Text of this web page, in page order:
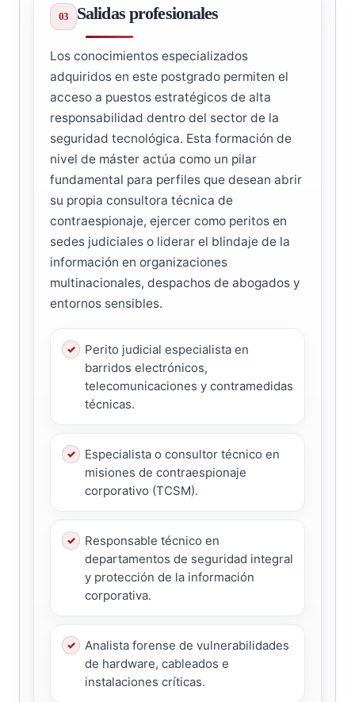
Salidas profesionales
Los conocimientos especializados
adquiridos en este postgrado permiten el
acceso a puestos estratégicos de alta
responsabilidad dentro del sector de la
seguridad tecnológica. Esta formación de
nivel de máster actúa como un pilar
fundamental para perfiles que desean abrir
su propia consultora técnica de
contraespionaje, ejercer como peritos en
sedes judiciales o liderar el blindaje de la
información en organizaciones
multinacionales, despachos de abogados y
entornos sensibles.
Perito judicial especialista en
barridos electrónicos,
telecomunicaciones y contramedidas
técnicas.
Especialista o consultor técnico en
misiones de contraespionaje
corporativo (TCSM).
Responsable técnico en
departamentos de seguridad integral
y protección de la información
corporativa.
Analista forense de vulnerabilidades
de hardware, cableados e
instalaciones críticas.